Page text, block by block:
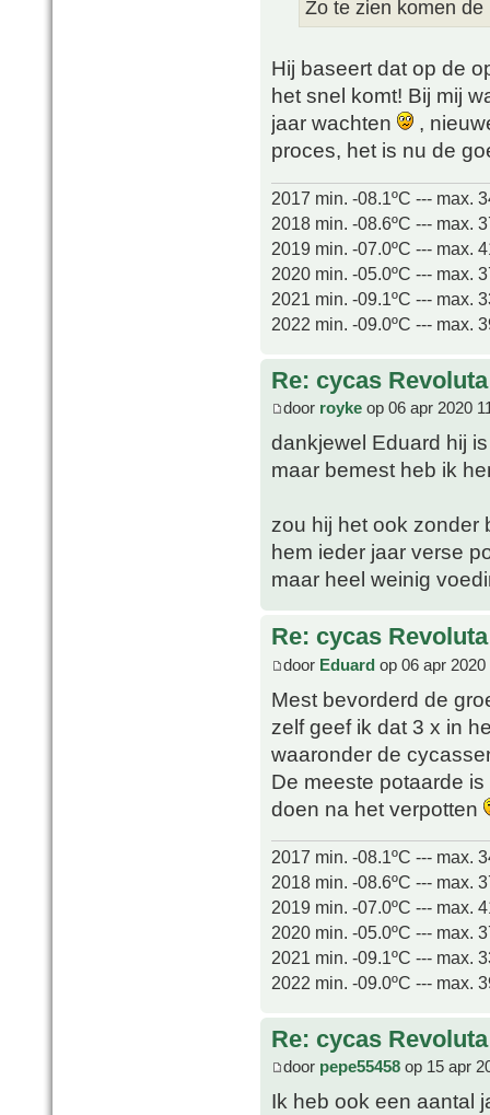
Zo te zien komen
Hij baseert dat op de
het snel komt! Bij mij
jaar wachten
,
proces, het is nu de
2017 min. -08.1ºC --- max.
2018 min. -08.6ºC --- max.
2019 min. -07.0ºC --- max.
2020 min. -05.0ºC --- max.
2021 min. -09.1ºC --- max.
2022 min. -09.0ºC --- max.
Re: cycas Revoluta
door royke op 06 apr 2020
dankjewel Eduard hij
maar bemest heb ik
zou hij het ook zonder
hem ieder jaar verse
maar heel weinig
Re: cycas Revoluta
door Eduard op 06 apr 2020
Mest bevorderd de
zelf geef ik dat 3 x in
waaronder de
De meeste potaarde
doen na het verpotten
2017 min. -08.1ºC --- max.
2018 min. -08.6ºC --- max.
2019 min. -07.0ºC --- max.
2020 min. -05.0ºC --- max.
2021 min. -09.1ºC --- max.
2022 min. -09.0ºC --- max.
Re: cycas Revoluta
door pepe55458 op 15 apr
Ik heb ook een aantal